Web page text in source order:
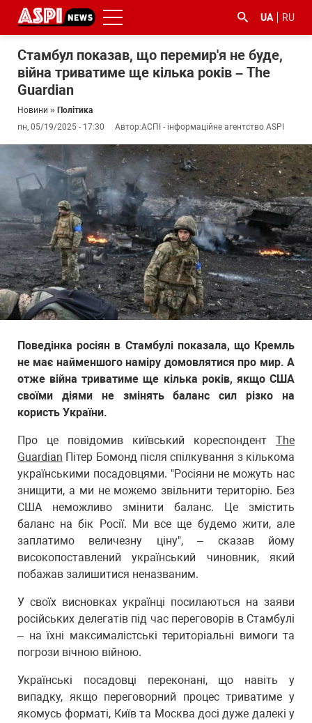
UA RU
Стамбул показав, що перемир'я не буде,
війна триватиме ще кілька років – The
Guardian
Новини » Політика
пн, 05/19/2025 - 17:30
Автор:АСПІ - інформаційне агентство ASPI
Поведінка росіян в Стамбулі показала, що Кремль
не має найменшого наміру домовлятися про мир. А
отже війна триватиме ще кілька років, якщо США
своїми діями не змінять баланс сил різко на
користь України.
Про це повідомив київський кореспондент The
Guardian Пітер Бомонд після спілкування з кількома
українськими посадовцями. "Росіяни не можуть нас
знищити, а ми не можемо звільнити територію. Без
США неможливо змінити баланс. Це змістить
баланс на бік Росії. Ми все ще будемо жити, але
заплатимо величезну ціну", – сказав йому
високопоставлений український чиновник, який
побажав залишитися неназваним.
У своїх висновках українці посилаються на заяви
російських делегатів під час переговорів в Стамбулі
– на їхні максималістські територіальні вимоги та
погрози вічною війною.
Українські посадовці переконані, що навіть у
випадку, якщо переговорний процес триватиме у
якомусь форматі, Київ та Москва досі дуже далекі у
#боротьба
з
корупцією
#ДФС #Київ #коронавірус